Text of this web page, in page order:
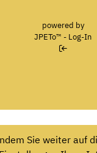
powered by
JPETo™ - Log-In
Sie weiter auf